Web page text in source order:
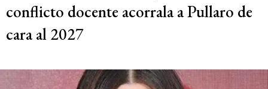
conflicto docente acorrala a Pullaro de
cara al 2027